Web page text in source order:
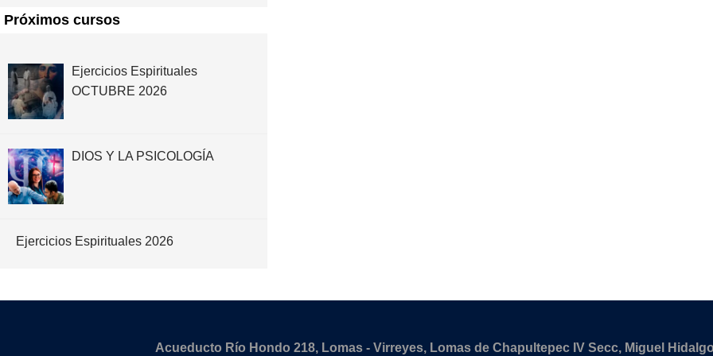
Próximos cursos
Ejercicios Espirituales
OCTUBRE 2026
DIOS Y LA PSICOLOGÍA
Ejercicios Espirituales 2026
Acueducto Río Hondo 218, Lomas - Virreyes, Lomas de Chapultepec IV Secc, Miguel